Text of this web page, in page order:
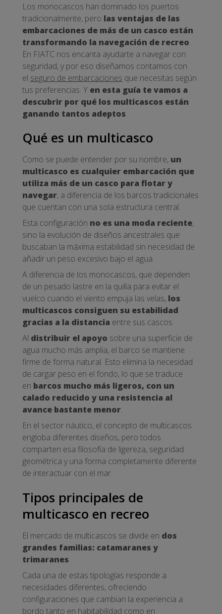
Los monocascos han dominado los puertos
tradicionalmente, pero las ventajas de las
embarcaciones de más de un casco están
transformando la navegación de recreo.
En FIATC nos encanta ayudarte a navegar con
seguridad, y por eso diseñamos contamos con
el seguro de embarcaciones que necesitas según
tus preferencias. Y en esta guía te vamos a
descubrir por qué los multicascos están
ganando tantos adeptos.
Qué es un multicasco
Como se puede entender por su nombre, un
multicasco es cualquier embarcación que
utiliza más de un casco para flotar y
navegar, a diferencia de los barcos tradicionales
que cuentan con una sola estructura central.
Esta configuración no es una moda reciente,
sino la evolución de diseños ancestrales que
buscaban la máxima estabilidad sin necesidad de
añadir un peso excesivo bajo el agua.
A diferencia de los monocascos, que dependen
de un pesado lastre en la quilla para evitar el
vuelco cuando el viento empuja las velas, los
multicascos consiguen su estabilidad
gracias a la distancia entre sus cascos.
Al distribuir el apoyo sobre una superficie de
agua mucho más amplia, el barco se mantiene
firme de forma natural. Esto elimina la necesidad
de cargar peso en el fondo, lo que se traduce
en barcos mucho más ligeros, con un
calado reducido y una resistencia al
avance bastante menor.
En el sector náutico, el concepto de multicascos
engloba diferentes diseños, pero todos
comparten esa filosofía de ligereza, seguridad
geométrica y una forma completamente diferente
de interactuar con el mar.
Tipos principales de
multicasco en recreo
El mercado de multicascos se divide en dos
grandes familias: catamaranes y
trimaranes.
Cada una de estas tipologías responde a
necesidades diferentes, ofreciendo
configuraciones que cambian la experiencia a
bordo tanto en habitabilidad como en